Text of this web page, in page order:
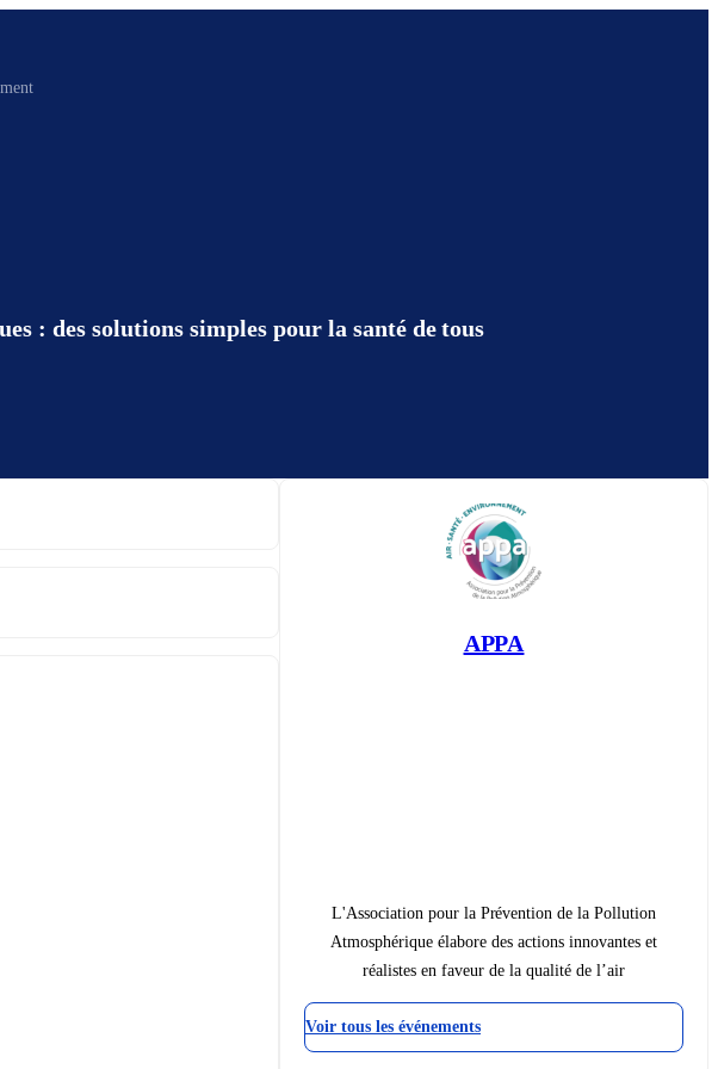
: des solutions simples pour la santé de tous
APPA
L'Association pour la Prévention de la Pollution
Atmosphérique élabore des actions innovantes et
réalistes en faveur de la qualité de l’air
Voir tous les événements